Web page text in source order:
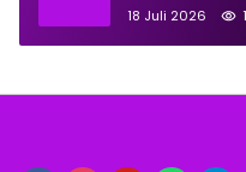
Lowongan
18 Juli 2026